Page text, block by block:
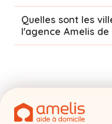
Quelles sont les
l'agence Amelis de